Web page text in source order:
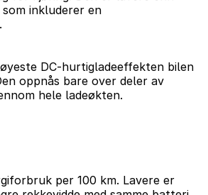
inkluderer en
DC-hurtigladeeffekten bilen
oppnås bare over deler av
hele ladeøkten.
per 100 km. Lavere er